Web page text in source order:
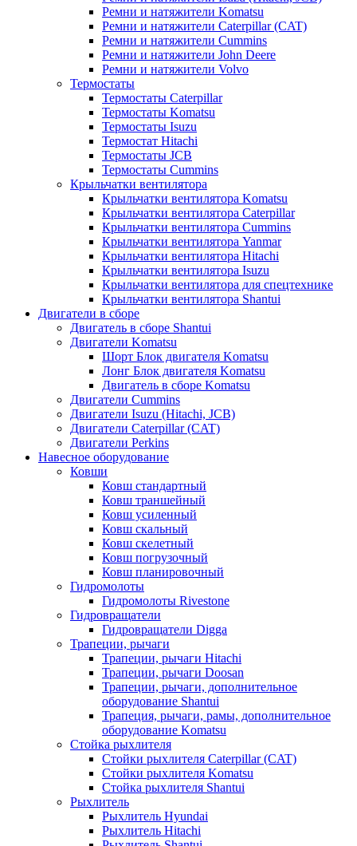
Ремни и натяжители Komatsu
Ремни и натяжители Caterpillar (CAT)
Ремни и натяжители Cummins
Ремни и натяжители John Deere
Ремни и натяжители Volvo
Термостаты
Термостаты Caterpillar
Термостаты Komatsu
Термостаты Isuzu
Термостат Hitachi
Термостаты JCB
Термостаты Cummins
Крыльчатки вентилятора
Крыльчатки вентилятора Komatsu
Крыльчатки вентилятора Caterpillar
Крыльчатки вентилятора Cummins
Крыльчатки вентилятора Yanmar
Крыльчатки вентилятора Hitachi
Крыльчатки вентилятора Isuzu
Крыльчатки вентилятора для спецтехнике
Крыльчатки вентилятора Shantui
Двигатели в сборе
Двигатель в сборе Shantui
Двигатели Komatsu
Шорт Блок двигателя Komatsu
Лонг Блок двигателя Komatsu
Двигатель в сборе Komatsu
Двигатели Cummins
Двигатели Isuzu (Hitachi, JCB)
Двигатели Caterpillar (CAT)
Двигатели Perkins
Навесное оборудование
Ковши
Ковш стандартный
Ковш траншейный
Ковш усиленный
Ковш скальный
Ковш скелетный
Ковш погрузочный
Ковш планировочный
Гидромолоты
Гидромолоты Rivestone
Гидровращатели
Гидровращатели Digga
Трапеции, рычаги
Трапеции, рычаги Hitachi
Трапеции, рычаги Doosan
Трапеции, рычаги, дополнительное
оборудование Shantui
Трапеция, рычаги, рамы, дополнительное
оборудование Komatsu
Стойка рыхлителя
Стойки рыхлителя Caterpillar (CAT)
Стойки рыхлителя Komatsu
Стойка рыхлителя Shantui
Рыхлитель
Рыхлитель Hyundai
Рыхлитель Hitachi